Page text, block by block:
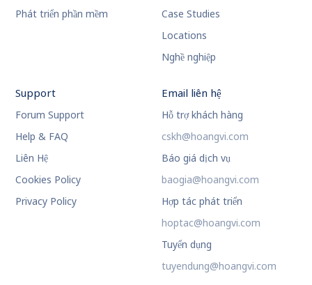
Phát triển phần mềm
Case Studies
Locations
Nghề nghiệp
Support
Forum Support
Help & FAQ
Liên Hệ
Cookies Policy
Privacy Policy
Email liên hệ
Hỗ trợ khách hàng
cskh@hoangvi.com
Báo giá dịch vụ
baogia@hoangvi.com
Hợp tác phát triển
hoptac@hoangvi.com
Tuyển dụng
tuyendung@hoangvi.com